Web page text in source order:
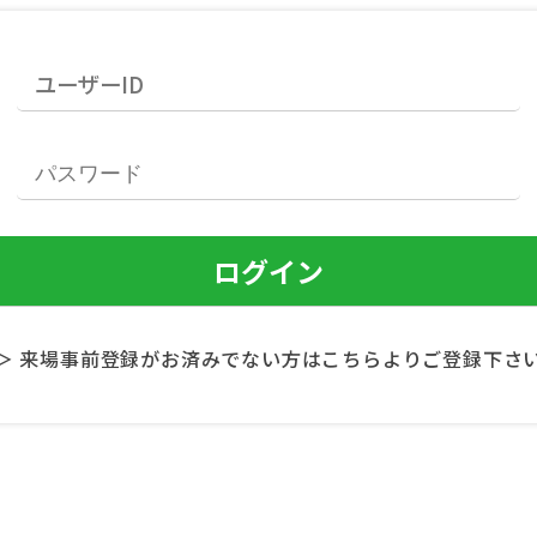
来場事前登録がお済みでない方はこちらよりご登録下さ